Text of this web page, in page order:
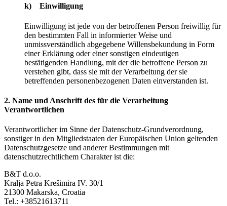
k) Einwilligung
Einwilligung ist jede von der betroffenen Person freiwillig für
den bestimmten Fall in informierter Weise und
unmissverständlich abgegebene Willensbekundung in Form
einer Erklärung oder einer sonstigen eindeutigen
bestätigenden Handlung, mit der die betroffene Person zu
verstehen gibt, dass sie mit der Verarbeitung der sie
betreffenden personenbezogenen Daten einverstanden ist.
2. Name und Anschrift des für die Verarbeitung
Verantwortlichen
Verantwortlicher im Sinne der Datenschutz-Grundverordnung,
sonstiger in den Mitgliedstaaten der Europäischen Union geltenden
Datenschutzgesetze und anderer Bestimmungen mit
datenschutzrechtlichem Charakter ist die:
B&T d.o.o.
Kralja Petra Krešimira IV. 30/1
21300 Makarska, Croatia
Tel.: +38521613711